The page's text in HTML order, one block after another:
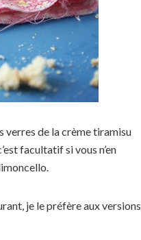
verres de la crème tiramisu
facultatif si vous n’en
je le préfère aux versions